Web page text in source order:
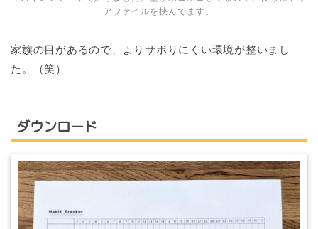
アファイルを挟んでます。
家族の目があるので、よりサボりにくい環境が整いまし
た。（笑）
ダウンロード